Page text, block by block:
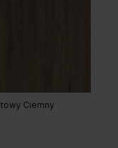
Ciemny